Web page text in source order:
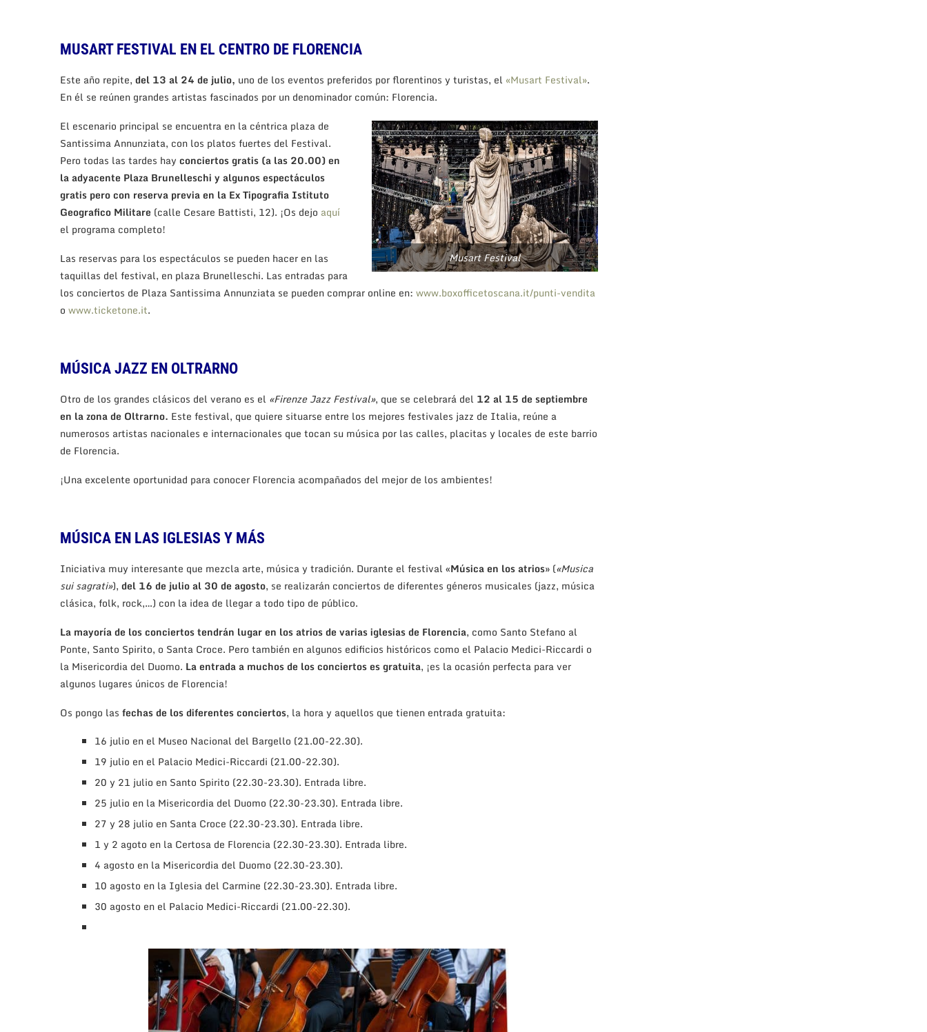
MUSART FESTIVAL EN EL CENTRO DE FLORENCIA
Este año repite, del 13 al 24 de julio, uno de los eventos preferidos por florentinos y turistas, el «Musart Festival».
En él se reúnen grandes artistas fascinados por un denominador común: Florencia.
Musart Festival
El escenario principal se encuentra en la céntrica plaza de
Santissima Annunziata, con los platos fuertes del Festival.
Pero todas las tardes hay conciertos gratis (a las 20.00) en
la adyacente Plaza Brunelleschi y algunos espectáculos
gratis pero con reserva previa en la Ex Tipografia Istituto
Geografico Militare (calle Cesare Battisti, 12). ¡Os dejo aquí
el programa completo!
Las reservas para los espectáculos se pueden hacer en las
taquillas del festival, en plaza Brunelleschi. Las entradas para
los conciertos de Plaza Santissima Annunziata se pueden comprar online en: www.boxofficetoscana.it/punti-vendita
o www.ticketone.it.
MÚSICA JAZZ EN OLTRARNO
Otro de los grandes clásicos del verano es el «Firenze Jazz Festival», que se celebrará del 12 al 15 de septiembre
en la zona de Oltrarno. Este festival, que quiere situarse entre los mejores festivales jazz de Italia, reúne a
numerosos artistas nacionales e internacionales que tocan su música por las calles, placitas y locales de este barrio
de Florencia.
¡Una excelente oportunidad para conocer Florencia acompañados del mejor de los ambientes!
MÚSICA EN LAS IGLESIAS Y MÁS
Iniciativa muy interesante que mezcla arte, música y tradición. Durante el festival «Música en los atrios» («Musica
sui sagrati»), del 16 de julio al 30 de agosto, se realizarán conciertos de diferentes géneros musicales (jazz, música
clásica, folk, rock,…) con la idea de llegar a todo tipo de público.
La mayoría de los conciertos tendrán lugar en los atrios de varias iglesias de Florencia, como Santo Stefano al
Ponte, Santo Spirito, o Santa Croce. Pero también en algunos edificios históricos como el Palacio Medici-Riccardi o
la Misericordia del Duomo. La entrada a muchos de los conciertos es gratuita, ¡es la ocasión perfecta para ver
algunos lugares únicos de Florencia!
Os pongo las fechas de los diferentes conciertos, la hora y aquellos que tienen entrada gratuita:
16 julio en el Museo Nacional del Bargello (21.00-22.30).
19 julio en el Palacio Medici-Riccardi (21.00-22.30).
20 y 21 julio en Santo Spirito (22.30-23.30). Entrada libre.
25 julio en la Misericordia del Duomo (22.30-23.30). Entrada libre.
27 y 28 julio en Santa Croce (22.30-23.30). Entrada libre.
1 y 2 agoto en la Certosa de Florencia (22.30-23.30). Entrada libre.
4 agosto en la Misericordia del Duomo (22.30-23.30).
10 agosto en la Iglesia del Carmine (22.30-23.30). Entrada libre.
30 agosto en el Palacio Medici-Riccardi (21.00-22.30).